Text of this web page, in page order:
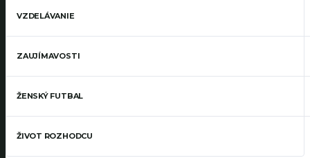
VZDELÁVANIE
ZAUJÍMAVOSTI
ŽENSKÝ FUTBAL
ŽIVOT ROZHODCU